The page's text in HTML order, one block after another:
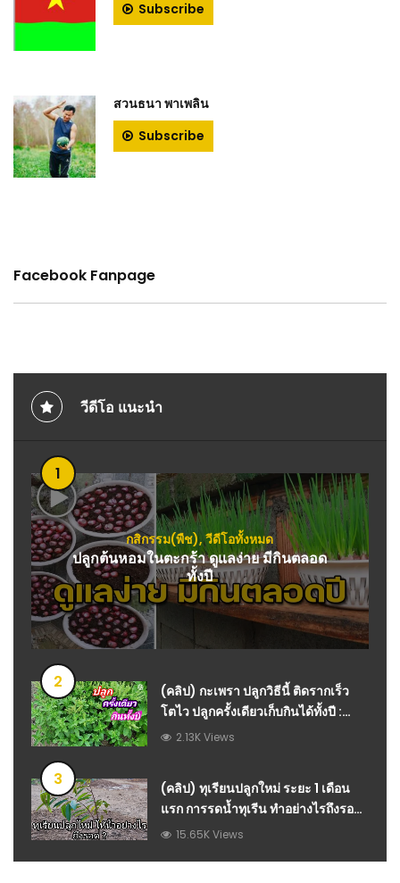
Subscribe
สวนธนา พาเพลิน
Subscribe
Facebook Fanpage
วีดีโอ แนะนำ
1
กสิกรรม(พืช),วีดีโอทั้งหมด
ปลูกต้นหอมในตะกร้า ดูแลง่าย มีกินตลอด
ทั้งปี
2
(คลิป) กะเพรา ปลูกวิธีนี้ ติดรากเร็ว
โตไว ปลูกครั้งเดียวเก็บกินได้ทั้งปี :
วีดีโอ เกษตร
2.13K Views
3
(คลิป) ทุเรียนปลูกใหม่ ระยะ 1 เดือน
แรก การรดน้ำทุเรีน ทำอย่างไรถึงรอด
คลิปนี้มีคำตอบ
15.65K Views